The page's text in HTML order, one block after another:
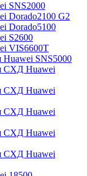
SNS2000
Dorado2100 G2
Dorado5100
S2600
VIS6600T
Huawei SNS5000
СХД Huawei
СХД Huawei
СХД Huawei
СХД Huawei
СХД Huawei